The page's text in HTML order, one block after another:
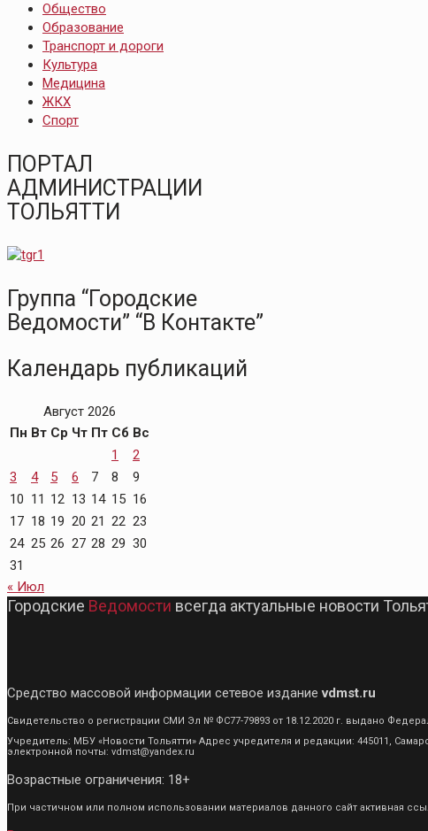
Общество
Образование
Транспорт и дороги
Культура
Медицина
ЖКХ
Спорт
ПОРТАЛ
АДМИНИСТРАЦИИ
ТОЛЬЯТТИ
Группа “Городские
Ведомости” “В Контакте”
Календарь публикаций
Август 2026
Пн Вт Ср Чт Пт Сб Вс
1
2
3
4 5 6 7 8
9
10 11 12 13 14 15 16
17 18 19 20 21 22 23
24 25 26 27 28 29 30
31
« Июл
Городские Ведомости всегда актуальные новости
Средство массовой информации сетевое изданиеvdmst.ru
Свидетельство о регистрации СМИ Эл № ФС77-79893 от 18.12.2020 г. выдано
Учредитель: МБУ «Новости Тольятти» Адрес учредителя и редакции: 445011,
электронной почты: vdmst@yandex.ru
Возрастные ограничения: 18+
При частичном или полном использовании материалов данного сайт активная